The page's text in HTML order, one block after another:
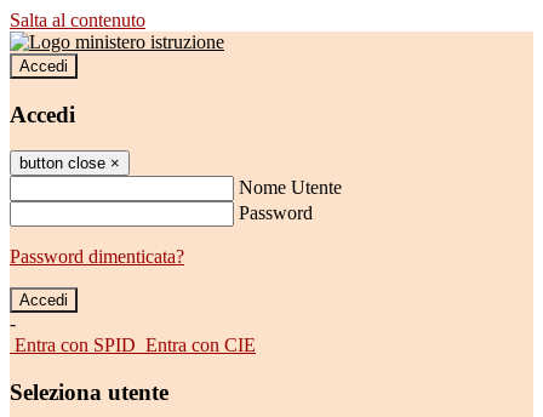
Salta al contenuto
Accedi
Accedi
button close ×
Nome Utente
Password
Password dimenticata?
-
Entra con SPID Entra con CIE
Seleziona utente